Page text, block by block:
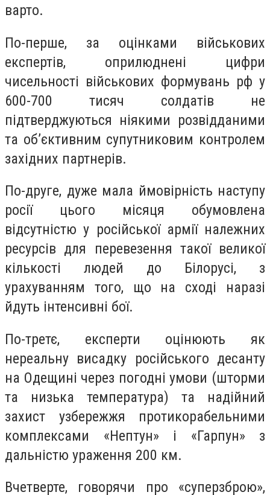
варто.
По-перше, за оцінками військових
експертів, оприлюднені цифри
чисельності військових формувань рф у
600-700 тисяч солдатів не
підтверджуються ніякими розвідданими
та об’єктивним супутниковим контролем
західних партнерів.
По-друге, дуже мала ймовірність наступу
росії цього місяця обумовлена
відсутністю у російської армії належних
ресурсів для перевезення такої великої
кількості людей до Білорусі, з
урахуванням того, що на сході наразі
йдуть інтенсивні бої.
По-третє, експерти оцінюють як
нереальну висадку російського десанту
на Одещині через погодні умови (шторми
та низька температура) та надійний
захист узбережжя протикорабельними
комплексами «Нептун» і «Гарпун» з
дальністю ураження 200 км.
Вчетверте, говорячи про «суперзброю»,